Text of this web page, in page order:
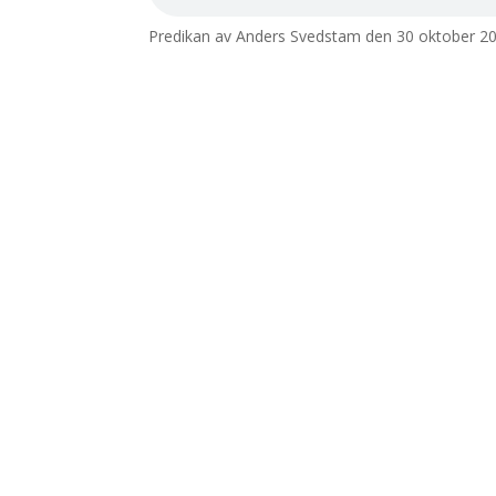
Predikan av Anders Svedstam den 30 oktober